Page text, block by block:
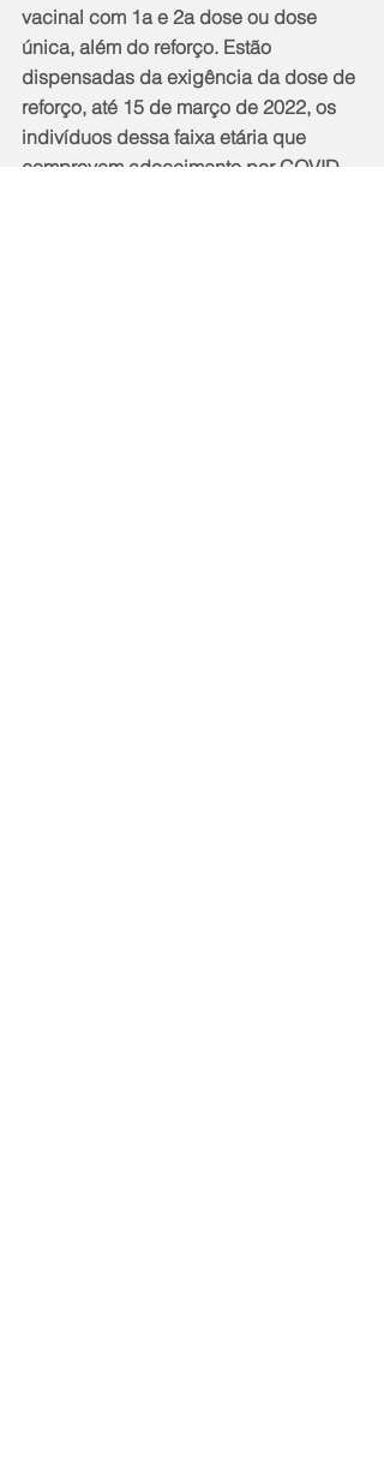
vacinal com 1a e 2a dose ou dose
única, além do reforço. Estão
dispensadas da exigência da dose de
reforço, até 15 de março de 2022, os
indivíduos dessa faixa etária que
comprovem adoecimento por COVID-